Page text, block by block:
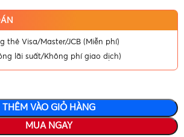
thẻ Visa/Master/JCB (Miễn phí)
lãi suất/Không phí giao dịch)
THÊM VÀO GIỎ HÀNG
MUA NGAY